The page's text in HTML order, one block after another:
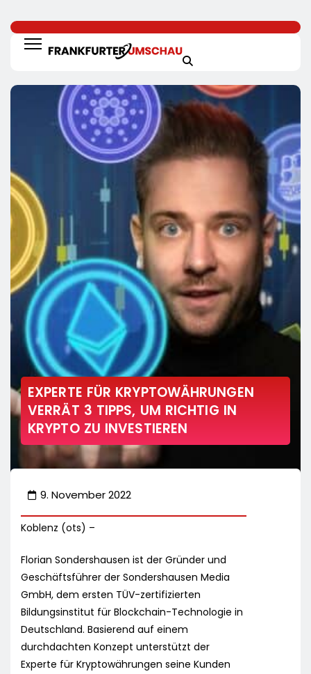
EXPERTE FÜR KRYPTOWÄHRUNGEN
VERRÄT 3 TIPPS, UM RICHTIG IN
KRYPTO ZU INVESTIEREN
9. November 2022
Koblenz (ots) –
Florian Sondershausen ist der Gründer und
Geschäftsführer der Sondershausen Media
GmbH, dem ersten TÜV-zertifizierten
Bildungsinstitut für Blockchain-Technologie in
Deutschland. Basierend auf einem
durchdachten Konzept unterstützt der
Experte für Kryptowährungen seine Kunden